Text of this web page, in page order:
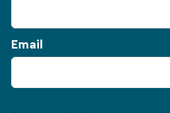
Email